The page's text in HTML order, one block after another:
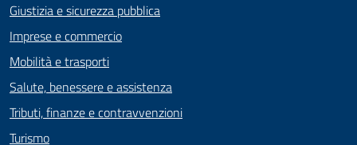
Giustizia e sicurezza pubblica
Imprese e commercio
Mobilità e trasporti
Salute, benessere e assistenza
Tributi, finanze e contravvenzioni
Turismo